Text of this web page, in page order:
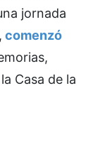
jornada
comenzó
Casa de la